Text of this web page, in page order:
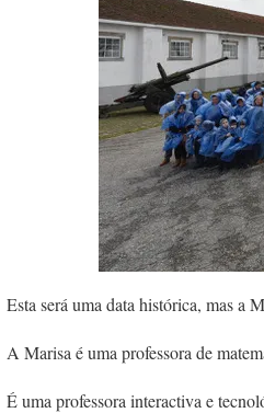
Esta será uma data histórica, mas a
A Marisa é uma professora de
É uma professora interactiva e